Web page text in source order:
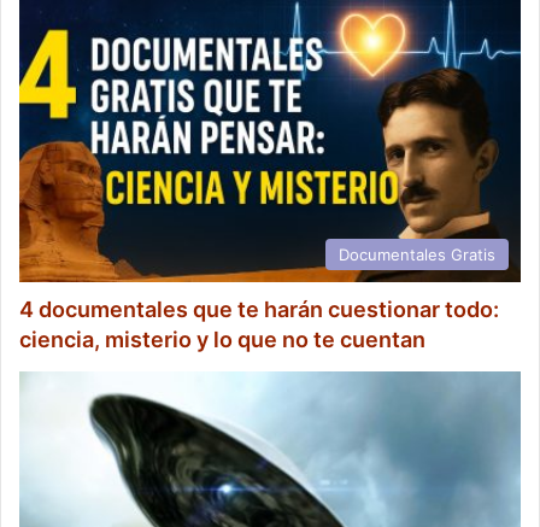
Documentales Gratis
4 documentales que te harán cuestionar todo:
ciencia, misterio y lo que no te cuentan